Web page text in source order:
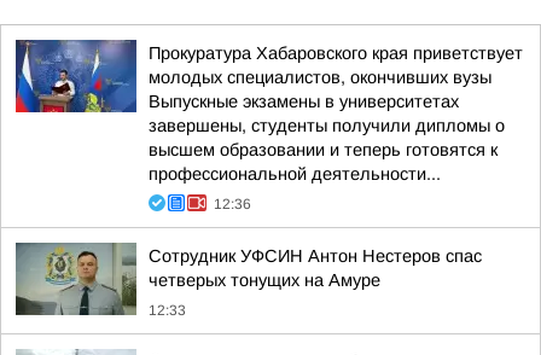
Прокуратура Хабаровского края приветствует
молодых специалистов, окончивших вузы
Выпускные экзамены в университетах
завершены, студенты получили дипломы о
высшем образовании и теперь готовятся к
профессиональной деятельности...
12:36
Сотрудник УФСИН Антон Нестеров спас
четверых тонущих на Амуре
12:33